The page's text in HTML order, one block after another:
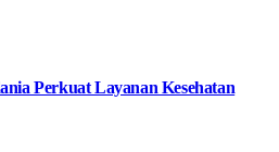
Perkuat Layanan Kesehatan